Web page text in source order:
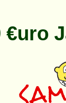
€uro